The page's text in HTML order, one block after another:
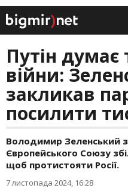
Путін думає
війни:
закликав
посилити
Володимир Зеленський
Європейського Союзу
щоб протистояти Росії.
7 листопада 2024, 16:28